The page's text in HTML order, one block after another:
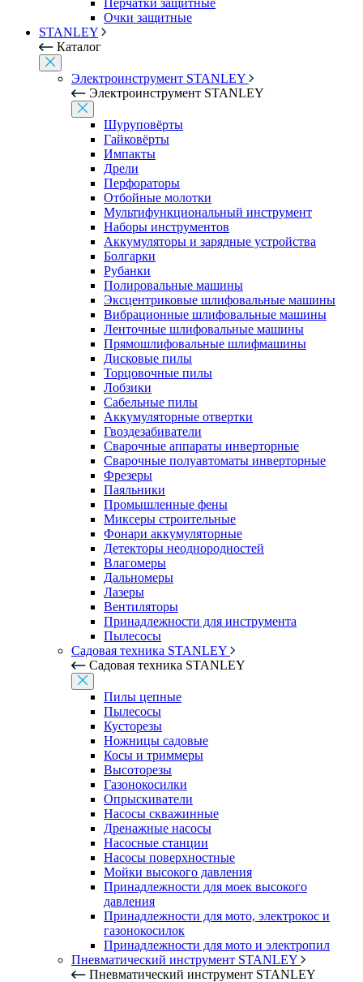
Перчатки защитные
Очки защитные
STANLEY
Каталог
Электроинструмент STANLEY
Электроинструмент STANLEY
Шуруповёрты
Гайковёрты
Импакты
Дрели
Перфораторы
Отбойные молотки
Мультифункциональный инструмент
Наборы инструментов
Аккумуляторы и зарядные устройства
Болгарки
Рубанки
Полировальные машины
Эксцентриковые шлифовальные машины
Вибрационные шлифовальные машины
Ленточные шлифовальные машины
Прямошлифовальные шлифмашины
Дисковые пилы
Торцовочные пилы
Лобзики
Сабельные пилы
Аккумуляторные отвертки
Гвоздезабиватели
Сварочные аппараты инверторные
Сварочные полуавтоматы инверторные
Фрезеры
Паяльники
Промышленные фены
Миксеры строительные
Фонари аккумуляторные
Детекторы неоднородностей
Влагомеры
Дальномеры
Лазеры
Вентиляторы
Принадлежности для инструмента
Пылесосы
Садовая техника STANLEY
Садовая техника STANLEY
Пилы цепные
Пылесосы
Кусторезы
Ножницы садовые
Косы и триммеры
Высоторезы
Газонокосилки
Опрыскиватели
Насосы скважинные
Дренажные насосы
Насосные станции
Насосы поверхностные
Мойки высокого давления
Принадлежности для моек высокого
давления
Принадлежности для мото, электрокос и
газонокосилок
Принадлежности для мото и электропил
Пневматический инструмент STANLEY
Пневматический инструмент STANLEY